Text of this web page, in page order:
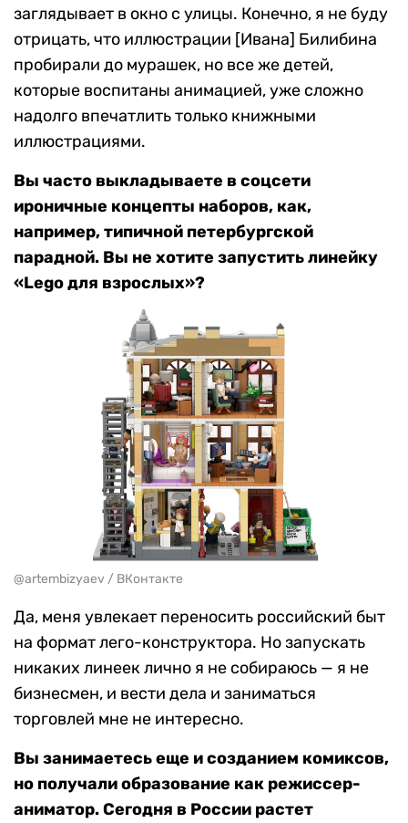
заглядывает в окно с улицы. Конечно, я не буду
отрицать, что иллюстрации [Ивана] Билибина
пробирали до мурашек, но все же детей,
которые воспитаны анимацией, уже сложно
надолго впечатлить только книжными
иллюстрациями.
Вы часто выкладываете в соцсети
ироничные концепты наборов, как,
например, типичной петербургской
парадной. Вы не хотите запустить линейку
«Lego для взрослых»?
@artembizyaev / ВКонтакте
Да, меня увлекает переносить российский быт
на формат лего-конструктора. Но запускать
никаких линеек лично я не собираюсь — я не
бизнесмен, и вести дела и заниматься
торговлей мне не интересно.
Вы занимаетесь еще и созданием комиксов,
но получали образование как режиссер-
аниматор. Сегодня в России растет